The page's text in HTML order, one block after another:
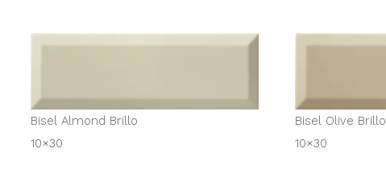
Bisel Almond Brillo
10×30
Bisel Olive Brillo
10×30